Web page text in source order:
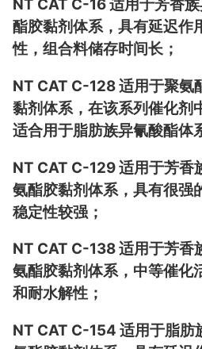
NT CAT C-16 适用于芳香
酯胶黏剂体系，具有延迟作
性，组合料储存时间长；
NT CAT C-128 适用于聚氨
黏剂体系，在该系列催化剂
适合用于脂肪族异氰酸酯体
NT CAT C-129 适用于芳香
氨酯胶黏剂体系，具有很强
稳定性较强；
NT CAT C-138 适用于芳香
氨酯胶黏剂体系，中等催化
和耐水解性；
NT CAT C-154 适用于脂肪